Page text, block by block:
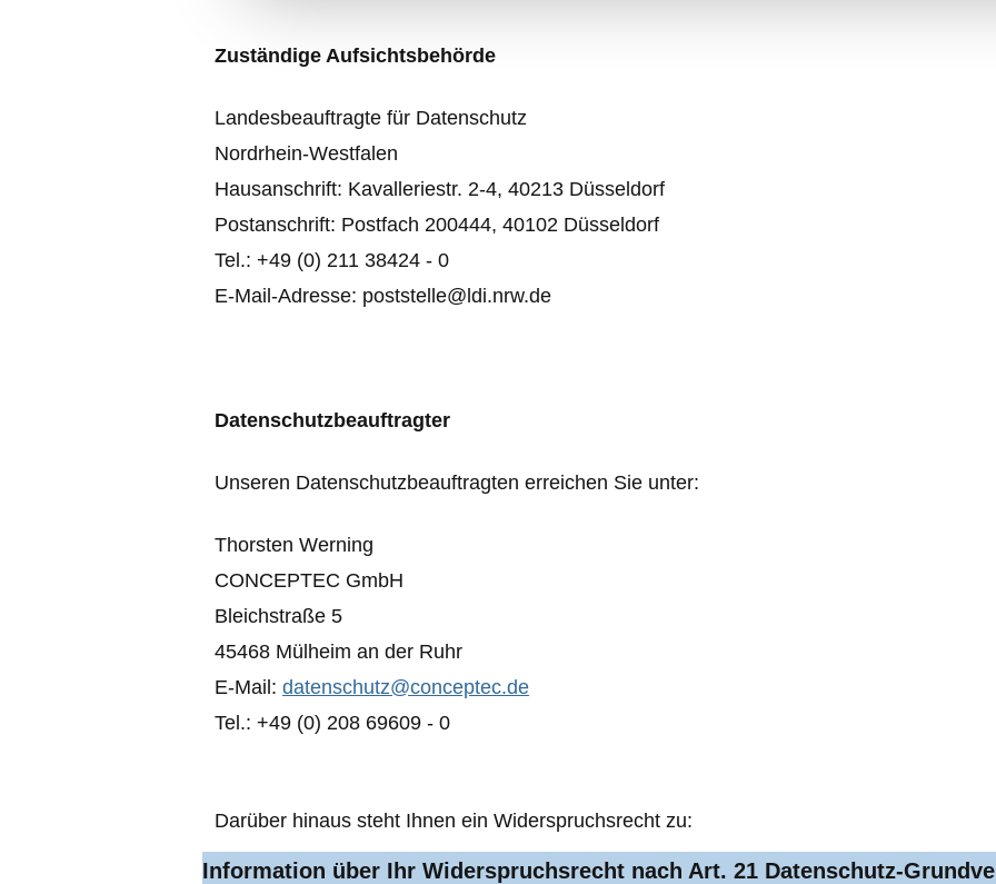
Zuständige Aufsichtsbehörde
Landesbeauftragte für Datenschutz
Nordrhein-Westfalen
Hausanschrift: Kavalleriestr. 2-4, 40213 Düsseldorf
Postanschrift: Postfach 200444, 40102 Düsseldorf
Tel.: +49 (0) 211 38424 - 0
E-Mail-Adresse: poststelle@ldi.nrw.de
Datenschutzbeauftragter
Unseren Datenschutzbeauftragten erreichen Sie unter:
Thorsten Werning
CONCEPTEC GmbH
Bleichstraße 5
45468 Mülheim an der Ruhr
E-Mail: datenschutz@conceptec.de
Tel.: +49 (0) 208 69609 - 0
Darüber hinaus steht Ihnen ein Widerspruchsrecht zu:
Information über Ihr Widerspruchsrecht nach Art. 21 Datenschutz-